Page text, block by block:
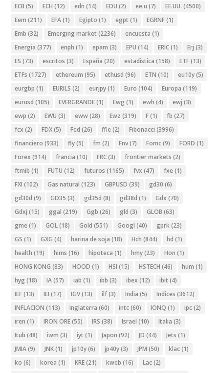
ECB (5) ECH (12) edn (14) EDU (2) ee.u (7) EE.UU. (4500)
Eem (211) EFA(1) Egipto (1) egpt (1) EGRNF(1)
Emb (32) Emerging market (2236) encuesta (1)
Energia (377) enph (1) epam (3) EPU (14) ERIC(1) Erj (3)
ES (73) escritos (3) España (20) estadistica (158) ETF(13)
ETFs (1727) ethereum (95) ethusd (96) ETN (10) eu10y(5)
eurgbp (1) EURILS (2) eurjpy(1) Euro (104) Europa (119)
eurusd (105) EVERGRANDE(1) Ewg (1) ewh (4) ewj (3)
ewp (2) EWU (3) eww(28) Ewz (319) F(1) fb (27)
fcx (2) FDX(5) Fed (26) ffie (2) Fibonacci (3996)
financiero (933) fly(5) fm (2) Fnv(7) Fomc(9) FORD (1)
Forex (914) francia (10) FRC(3) frontier markets (2)
ftmib (1) FUTU (12) futuros (1165) fvx (47) fxe (1)
FXI (102) Gas natural (123) GBPUSD (39) gd30 (6)
gd30d (9) GD35 (3) gd35d (8) gd38d (1) Gdx (70)
Gdxj (15) ggal (219) Ggb (26) gld (3) GLOB (63)
gme (1) GOL(18) Gold (551) Googl (40) gprk(23)
GS (1) GXG (4) harina de soja (18) Hch (844) hd (1)
health (19) hims (16) hipoteca (1) hmy(23) Hon (1)
HONG KONG (83) HOOD (1) HSI (15) HSTECH (46) hum (1)
hyg (18) IA(57) iab (1) ibb (3) ibex (12) ibit (4)
IEF(13) IEI (17) IGV(13) ilf(3) India (5) Indices (3612)
INFLACION (113) Inglaterra (60) intc(60) IONQ (1) ipc(2)
iren (1) IRON ORE(55) IRS (38) Israel (10) Italia (3)
Itub (48) iwm (3) iyt (1) Japon (92) JD (44) Jets (1)
JMIA(9) JNK(1) jp10y(6) jp40y(3) JPM (50) klac(1)
ko (6) korea (1) KRE(21) kweb (16) Lac(2)